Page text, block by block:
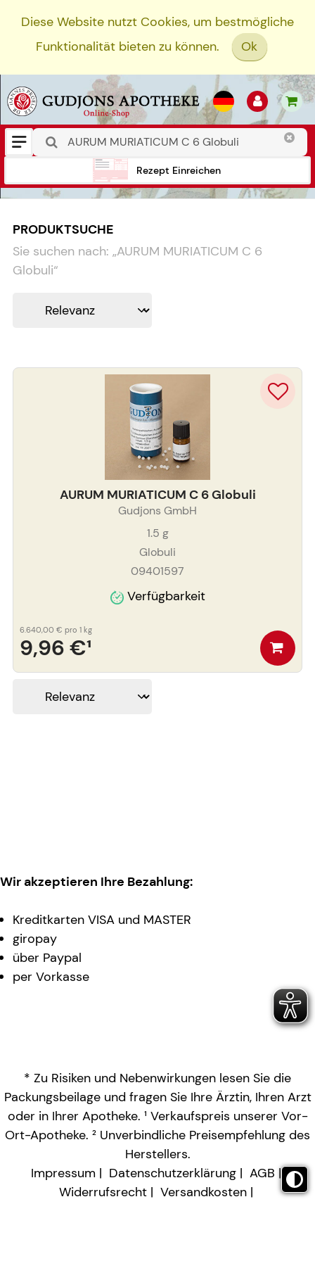
Diese Website nutzt Cookies, um bestmögliche
Funktionalität bieten zu können.
Ok
Rezept Einreichen
PRODUKTSUCHE
Sie suchen nach: „AURUM MURIATICUM C 6
Globuli“
AURUM MURIATICUM C 6 Globuli
Gudjons GmbH
1.5 g
Globuli
09401597
Verfügbarkeit
9,96 €¹
6.640,00 € pro 1 kg
Wir akzeptieren Ihre Bezahlung:
Kreditkarten VISA und MASTER
giropay
über Paypal
per Vorkasse
* Zu Risiken und Nebenwirkungen lesen Sie die
Packungsbeilage und fragen Sie Ihre Ärztin, Ihren Arzt
oder in Ihrer Apotheke. ¹ Verkaufspreis unserer Vor-
Ort-Apotheke. ² Unverbindliche Preisempfehlung des
Herstellers.
Impressum
Datenschutzerklärung
AGB
Widerrufsrecht
Versandkosten